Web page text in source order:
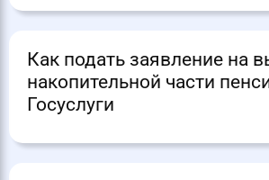
Как подать заявление на
накопительной части
Госуслуги